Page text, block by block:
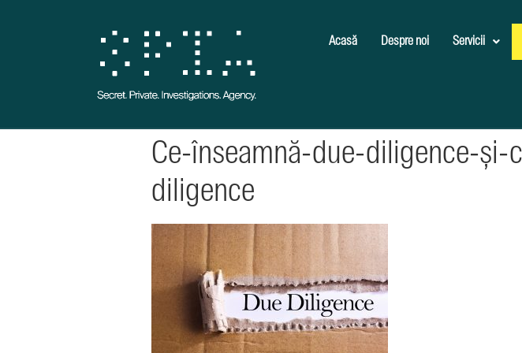
Acasă Despre noi Servicii
Ce-înseamnă-due-diligence-
diligence